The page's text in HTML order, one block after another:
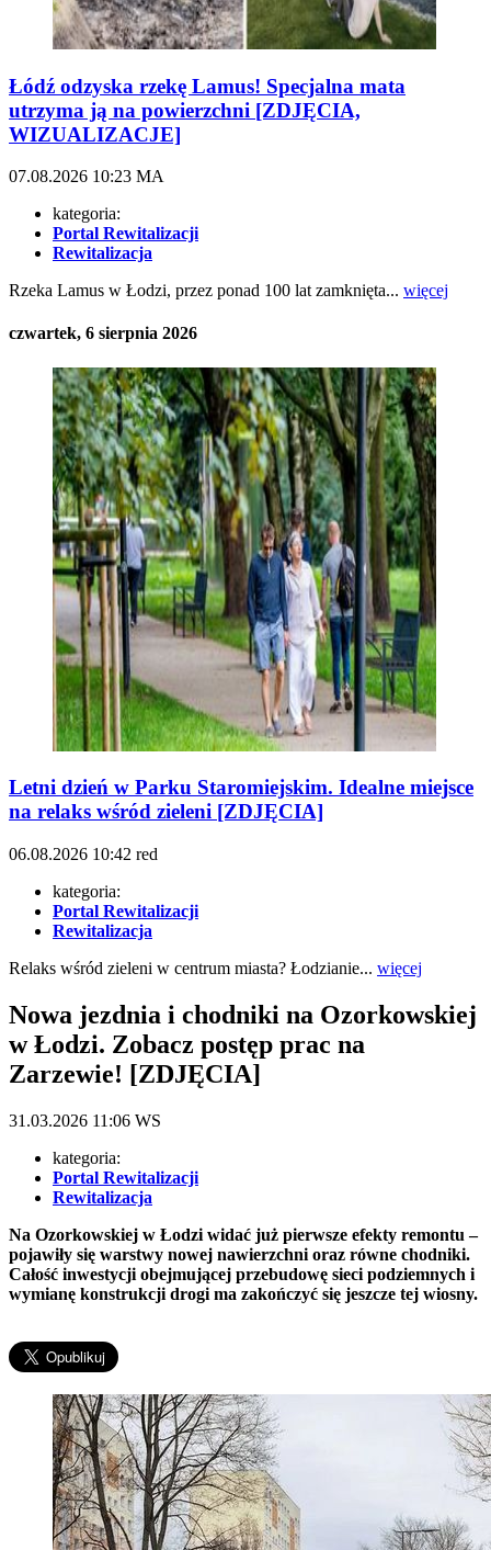
Łódź odzyska rzekę Lamus! Specjalna mata
utrzyma ją na powierzchni [ZDJĘCIA,
WIZUALIZACJE]
07.08.2026 10:23 MA
kategoria:
Portal Rewitalizacji
Rewitalizacja
Rzeka Lamus w Łodzi, przez ponad 100 lat zamknięta... więcej
czwartek, 6 sierpnia 2026
Letni dzień w Parku Staromiejskim. Idealne miejsce
na relaks wśród zieleni [ZDJĘCIA]
06.08.2026 10:42 red
kategoria:
Portal Rewitalizacji
Rewitalizacja
Relaks wśród zieleni w centrum miasta? Łodzianie... więcej
Nowa jezdnia i chodniki na Ozorkowskiej
w Łodzi. Zobacz postęp prac na
Zarzewie! [ZDJĘCIA]
31.03.2026 11:06 WS
kategoria:
Portal Rewitalizacji
Rewitalizacja
Na Ozorkowskiej w Łodzi widać już pierwsze efekty remontu –
pojawiły się warstwy nowej nawierzchni oraz równe chodniki.
Całość inwestycji obejmującej przebudowę sieci podziemnych i
wymianę konstrukcji drogi ma zakończyć się jeszcze tej wiosny.